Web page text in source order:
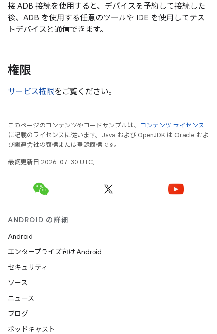
接 ADB 接続を使用すると、デバイスを予約して接続した
後、ADB を使用する任意のツールや IDE を使用してテス
トデバイスと通信できます。
権限
サービス権限をご覧ください。
このページのコンテンツやコードサンプルは、
コンテンツ ライセンス
に記載のライセンスに従います。Java および OpenJDK は Oracle およ
び関連会社の商標または登録商標です。
最終更新日 2026-07-30 UTC。
ANDROID の詳細
Android
エンタープライズ向け Android
セキュリティ
ソース
ニュース
ブログ
ポッドキャスト